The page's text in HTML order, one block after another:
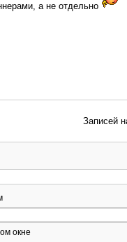
а не отдельно
Записей
окне